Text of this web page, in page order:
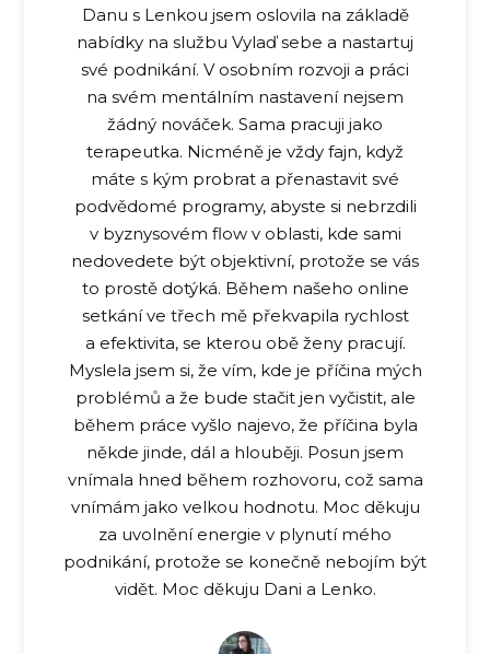
Danu s Lenkou jsem oslovila na základě
nabídky na službu Vylaď sebe a nastartuj
své podnikání. V osobním rozvoji a práci
na svém mentálním nastavení nejsem
žádný nováček. Sama pracuji jako
terapeutka. Nicméně je vždy fajn, když
máte s kým probrat a přenastavit své
podvědomé programy, abyste si nebrzdili
v byznysovém flow v oblasti, kde sami
nedovedete být objektivní, protože se vás
to prostě dotýká. Během našeho online
setkání ve třech mě překvapila rychlost
a efektivita, se kterou obě ženy pracují.
Myslela jsem si, že vím, kde je příčina mých
problémů a že bude stačit jen vyčistit, ale
během práce vyšlo najevo, že příčina byla
někde jinde, dál a hlouběji. Posun jsem
vnímala hned během rozhovoru, což sama
vnímám jako velkou hodnotu. Moc děkuju
za uvolnění energie v plynutí mého
podnikání, protože se konečně nebojím být
vidět. Moc děkuju Dani a Lenko.